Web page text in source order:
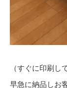
（すぐに印刷し
早急に納品しお